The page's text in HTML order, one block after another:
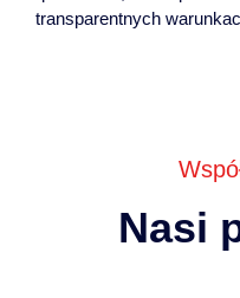
transparentnych
Nasi